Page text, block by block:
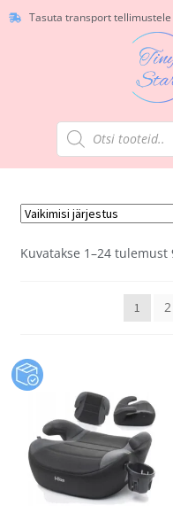
Tasuta transport
Kuvatakse 1–24 tulemust
1 2